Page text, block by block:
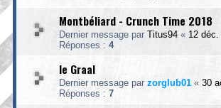
Montbéliard - Crunch Time 2018
Dernier message par Titus94 « 12
Réponses : 4
le Graal
Dernier message par zorglub01 « 30
Réponses : 7